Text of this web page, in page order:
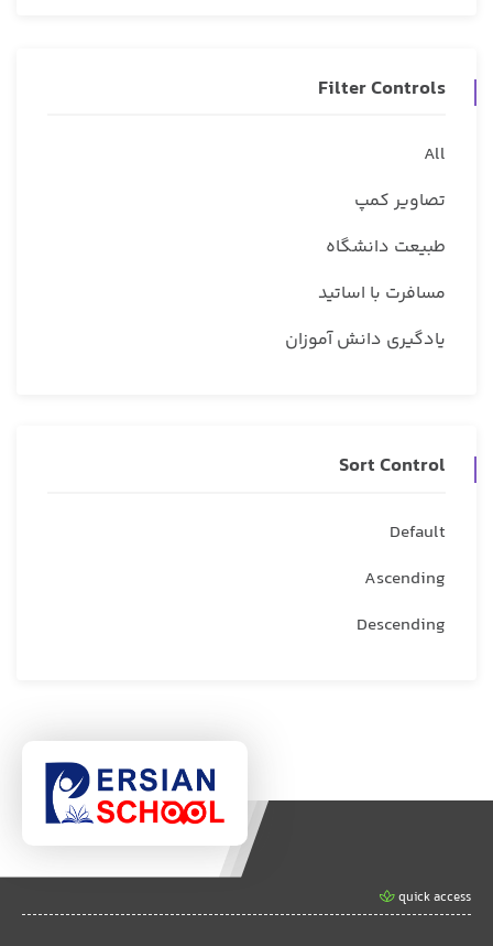
Filter Controls
All
تصاویر کمپ
طبیعت دانشگاه
مسافرت با اساتید
یادگیری دانش آموزان
Sort Control
Default
Ascending
Descending
quick access